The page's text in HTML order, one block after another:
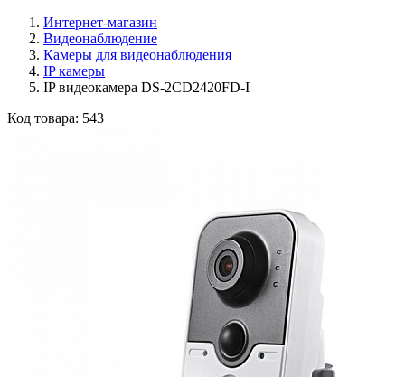
Интернет-магазин
Видеонаблюдение
Камеры для видеонаблюдения
IP камеры
IP видеокамера DS-2CD2420FD-I
Код товара: 543